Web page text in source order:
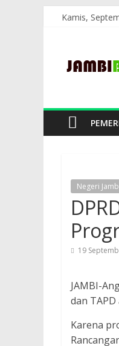
Kamis,
Negeri
19
JAMBI-
dan
Karena